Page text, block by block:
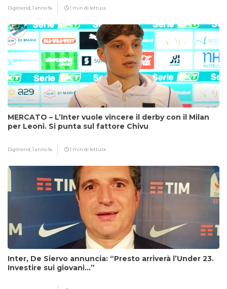
Digitrend,1 anno fa 1 min di lettura
MERCATO – L’Inter vuole vincere il derby con il Milan
per Leoni. Si punta sul fattore Chivu
Digitrend,1 anno fa 1 min di lettura
Inter, De Siervo annuncia: “Presto arriverà l’Under 23.
Investire sui giovani…”